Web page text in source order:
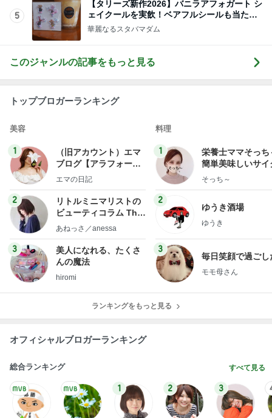
5
【タリーズ新作2026】バニラアフォガート シ
ェイクールを実飲！ベアフルシールも当たっ
た！
華麗なるスタバマダム
このジャンルの記事をもっと見る
トップブロガーランキング
美容
1
（旧アカウント）エマ
ブログ【アラフォー会
社売却セカンドライ
エマの日記
2
リトルミニマリストの
ビューティコラム The
little minimalist's bea
あねっさ／anessa
3
美人になれる、たくさ
んの魔法
hiromi
料理
1
栄養士ママそっち
簡単美味しいサイ
献立
そっち～
2
ゆうき酒場
ゆうき
3
毎日笑顔で過ごし
モモ母さん
ランキングをもっと見る
オフィシャルブロガーランキング
総合ランキング すべて見る
1 2 3